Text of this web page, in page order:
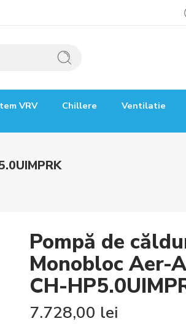
VRV Chillere Ventilatie
Pompă de
Monobloc Aer-
CH-
7.728,00 lei